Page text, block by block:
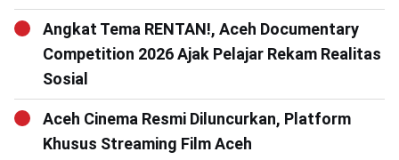
Angkat Tema RENTAN!, Aceh Documentary
Competition 2026 Ajak Pelajar Rekam Realitas
Sosial
Aceh Cinema Resmi Diluncurkan, Platform
Khusus Streaming Film Aceh